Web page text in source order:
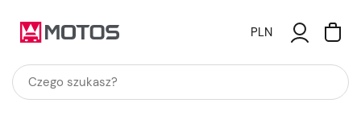
PLN